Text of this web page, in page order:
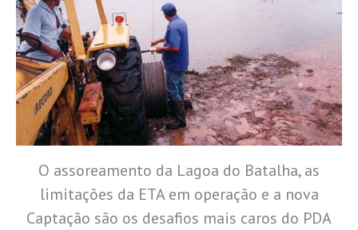
O assoreamento da Lagoa do Batalha, as
limitações da ETA em operação e a nova
Captação são os desafios mais caros do PDA